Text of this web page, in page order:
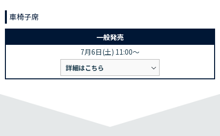
車椅子席
一般発売
7月6日(土) 11:00～
詳細はこちら